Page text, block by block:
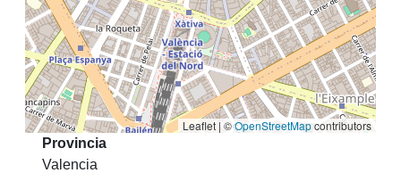
Leaflet | ©OpenStreetMapcontributors
Provincia
Valencia